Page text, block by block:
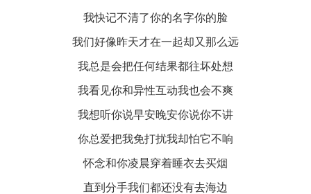
我快记不清了你的名字你的脸
我们好像昨天才在一起却又那么远
我总是会把任何结果都往坏处想
我看见你和异性互动我也会不爽
我想听你说早安晚安你说你不讲
你总爱把我免打扰我却怕它不响
怀念和你凌晨穿着睡衣去买烟
直到分手我们都还没有去海边